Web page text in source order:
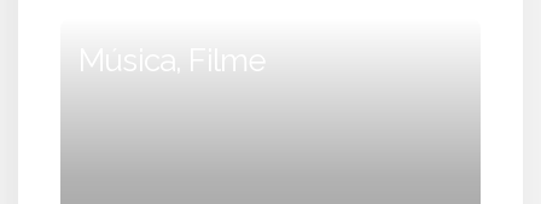
Música, Filme